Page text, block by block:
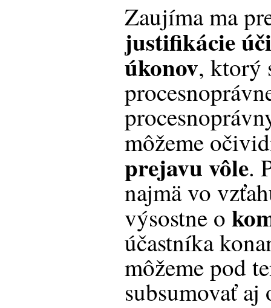
Zaujíma ma
justifikácie
úkonov, ktorý
môžeme
prejavu vôle.
najmä vo
výsostne o
účastníka
môžeme pod
subsumovať